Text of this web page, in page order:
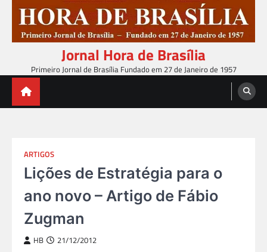
content
Jornal Hora de Brasília
Primeiro Jornal de Brasília Fundado em 27 de Janeiro de 1957
ARTIGOS
Lições de Estratégia para o
ano novo – Artigo de Fábio
Zugman
HB 21/12/2012